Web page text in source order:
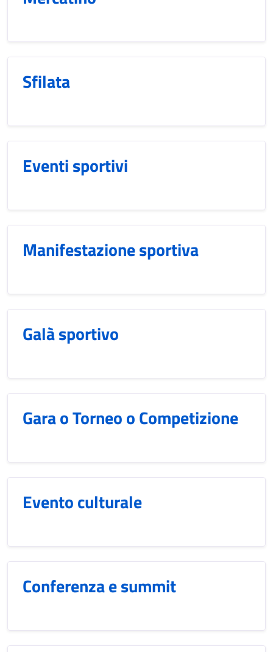
Sfilata
Eventi sportivi
Manifestazione sportiva
Galà sportivo
Gara o Torneo o Competizione
Evento culturale
Conferenza e summit